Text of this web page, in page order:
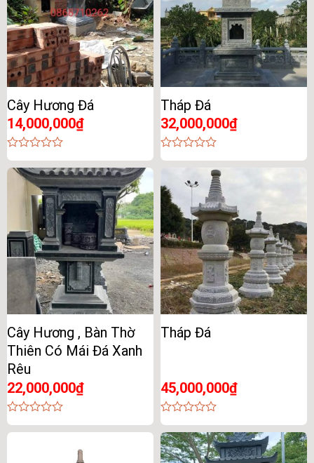
Cây Hương Đá
14,000,000₫
0
out
Tháp Đá
32,000,000₫
0
5
Cây Hương , Bàn Thờ
Thiên Có Mái Đá Xanh
Rêu
22,000,000₫
0
out
Tháp Đá
45,000,000₫
0
out
of
5